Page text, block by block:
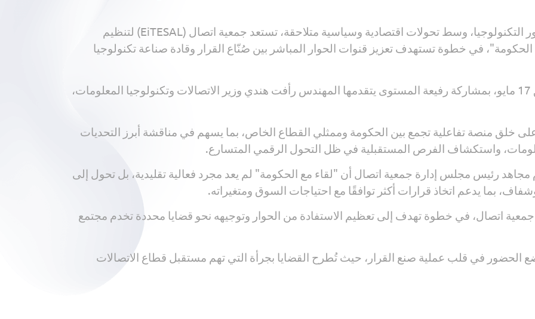
في توقيت يشهد تسارعًا غير مسبوق في تطور التكنولوجيا، وسط تحولات اقتصادية وسياسية متلاحقة، تستعد جمعية اتصال (EiTESAL) لتنظيم
الحكومة"، في خطوة تستهدف تعزيز قنوات الحوار المباشر بين صُنّاع القرار وقادة صناعة تكنولوجيا
ومن المقرر أن يُعقد اللقاء يوم الأحد الموافق 17 مايو، بمشاركة رفيعة المستوى يتقدمها المهندس رأفت هندي وزير الاتصالات وتكنولوجيا المعلومات،
خلق منصة تفاعلية تجمع بين الحكومة وممثلي القطاع الخاص، بما يسهم في مناقشة أبرز التحديات
واستكشاف الفرص المستقبلية في ظل التحول الرقمي المتسارع.
رئيس مجلس إدارة جمعية اتصال أن "لقاء مع الحكومة" لم يعد مجرد فعالية تقليدية، بل تحول إلى
بما يدعم اتخاذ قرارات أكثر توافقًا مع احتياجات السوق ومتغيراته.
اتصال، في خطوة تهدف إلى تعظيم الاستفادة من الحوار وتوجيهه نحو قضايا محددة تخدم مجتمع
الحضور في قلب عملية صنع القرار، حيث تُطرح القضايا بجرأة التي تهم مستقبل قطاع الاتصالات